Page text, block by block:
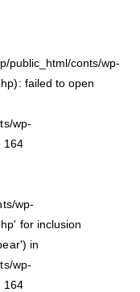
public_html/conts/wp-
failed to open
wp-
164
wp-
for inclusion
in
wp-
164